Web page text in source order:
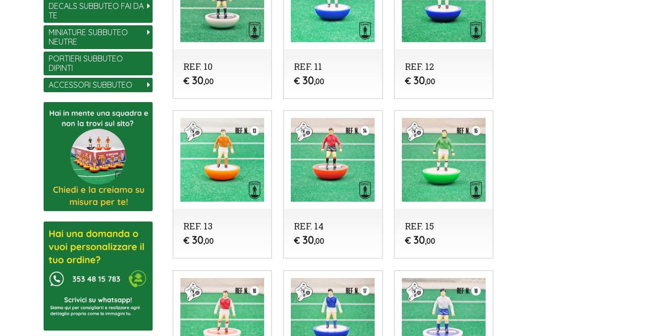
REF. 10
€ 30,00
REF. 11
€ 30,00
REF. 12
€ 30,00
REF. 13
€ 30,00
REF. 14
€ 30,00
REF. 15
€ 30,00
DECALS SUBBUTEO FAI DA
TE
MINIATURE SUBBUTEO
NEUTRE
PORTIERI SUBBUTEO
DIPINTI
ACCESSORI SUBBUTEO